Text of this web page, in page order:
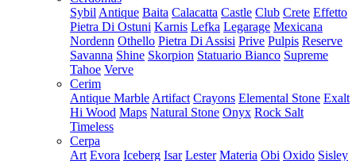
Sybil Antique Baita Calacatta Castle Club Crete Effetto
Pietra Di Ostuni Karnis Lefka Legarage Mexicana
Nordenn Othello Pietra Di Assisi Prive Pulpis Reserve
Savanna Shine Skorpion Statuario Bianco Supreme
Tahoe Verve
Cerim
Antique Marble Artifact Crayons Elemental Stone Exalt
Hi Wood Maps Natural Stone Onyx Rock Salt
Timeless
Cerpa
Art Evora Iceberg Isar Lester Materia Obi Oxido Sisley